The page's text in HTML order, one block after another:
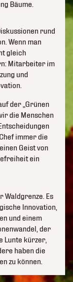
Bäume.
rund
Wenn man
gleich
Mitarbeiter im
und
der „Grünen
die Menschen
immer die
Geist von
ein
Waldgrenze. Es
Innovation,
und einem
der
Lunte kürzer,
haben die
zu können.